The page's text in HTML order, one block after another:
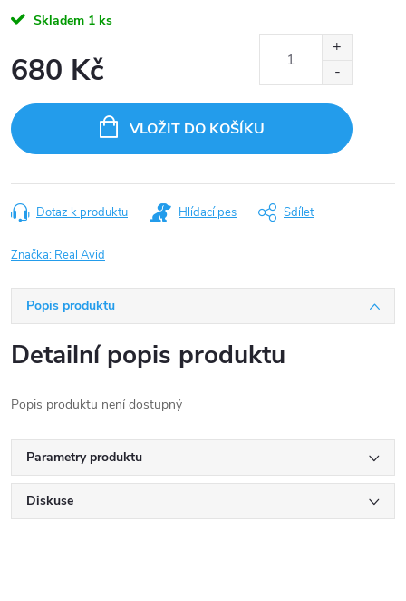
Skladem 1 ks
680 Kč
cena:
VLOŽIT DO KOŠÍKU
Dotaz k produktu Hlídací pes Sdílet
Značka: Real Avid
Popis produktu
Detailní popis produktu
Popis produktu není dostupný
Parametry produktu
Diskuse